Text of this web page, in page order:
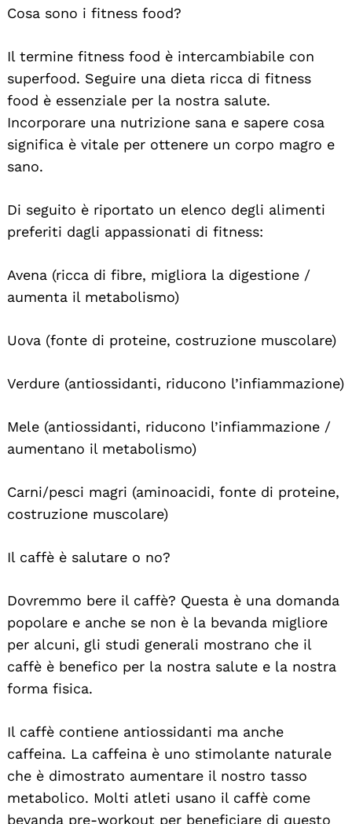
Cosa sono i fitness food?
Il termine fitness food è intercambiabile con
superfood. Seguire una dieta ricca di fitness
food è essenziale per la nostra salute.
Incorporare una nutrizione sana e sapere cosa
significa è vitale per ottenere un corpo magro e
sano.
Di seguito è riportato un elenco degli alimenti
preferiti dagli appassionati di fitness:
Avena (ricca di fibre, migliora la digestione /
aumenta il metabolismo)
Uova (fonte di proteine, costruzione muscolare)
Verdure (antiossidanti, riducono l’infiammazione)
Mele (antiossidanti, riducono l’infiammazione /
aumentano il metabolismo)
Carni/pesci magri (aminoacidi, fonte di proteine,
costruzione muscolare)
Il caffè è salutare o no?
Dovremmo bere il caffè? Questa è una domanda
popolare e anche se non è la bevanda migliore
per alcuni, gli studi generali mostrano che il
caffè è benefico per la nostra salute e la nostra
forma fisica.
Il caffè contiene antiossidanti ma anche
caffeina. La caffeina è uno stimolante naturale
che è dimostrato aumentare il nostro tasso
metabolico. Molti atleti usano il caffè come
bevanda pre-workout per beneficiare di questo
Search
For: